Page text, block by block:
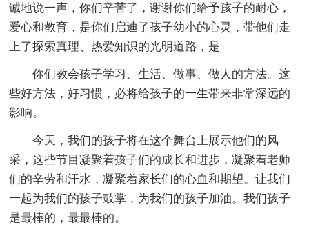
诚地说一声，你们辛苦了，谢谢你们给予孩子的耐心，
爱心和教育，是你们启迪了孩子幼小的心灵，带他们走
上了探索真理、热爱知识的光明道路，是
你们教会孩子学习、生活、做事、做人的方法。这
些好方法，好习惯，必将给孩子的一生带来非常深远的
影响。
今天，我们的孩子将在这个舞台上展示他们的风
采，这些节目凝聚着孩子们的成长和进步，凝聚着老师
们的辛劳和汗水，凝聚着家长们的心血和期望。让我们
一起为我们的孩子鼓掌，为我们的孩子加油。我们孩子
是最棒的，最最棒的。